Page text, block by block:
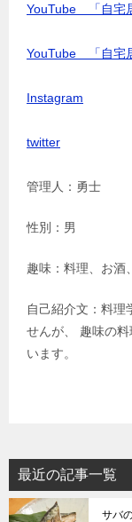
YouTube 「自宅
YouTube 「自宅
Instagram
twitter
管理人：勇士
性別：男
趣味：料理、お酒
自己紹介文：料理
せんが、 趣味の
います。
最近の記事一覧
サバ